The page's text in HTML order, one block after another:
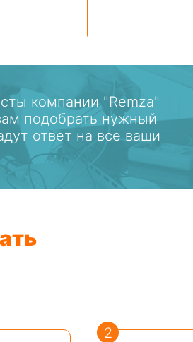
компании "Remza"
подобрать нужный
ответ на все ваши
2